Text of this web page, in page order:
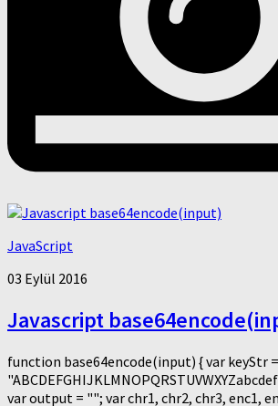
JavaScript
03 Eylül 2016
Javascript
function base64encode(input) { var keyStr =
var output = ""; var chr1, chr2, chr3, enc1,